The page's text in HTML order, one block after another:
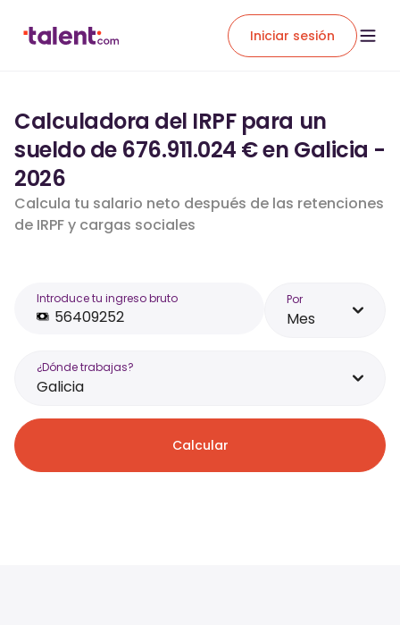
Iniciar sesión
Calculadora del IRPF para un
sueldo de 676.911.024 € en Galicia -
2026
Calcula tu salario neto después de las retenciones
de IRPF y cargas sociales
Introduce tu ingreso bruto Por
Mes
¿Dónde trabajas?
Galicia
Calcular